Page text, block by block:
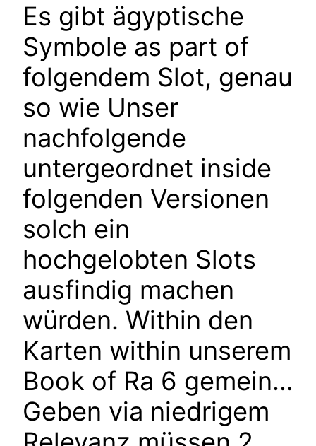
Es gibt ägyptische
Symbole as part of
folgendem Slot, genau
so wie Unser
nachfolgende
untergeordnet inside
folgenden Versionen
solch ein
hochgelobten Slots
ausfindig machen
würden. Within den
Karten within unserem
Book of Ra 6 gemein…
Geben via niedrigem